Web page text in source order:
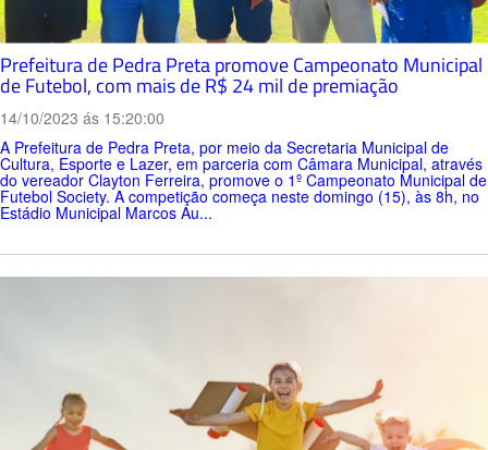
Prefeitura de Pedra Preta promove Campeonato Municipal
de Futebol, com mais de R$ 24 mil de premiação
14/10/2023 ás 15:20:00
A Prefeitura de Pedra Preta, por meio da Secretaria Municipal de
Cultura, Esporte e Lazer, em parceria com Câmara Municipal, através
do vereador Clayton Ferreira, promove o 1º Campeonato Municipal de
Futebol Society. A competição começa neste domingo (15), às 8h, no
Estádio Municipal Marcos Au...